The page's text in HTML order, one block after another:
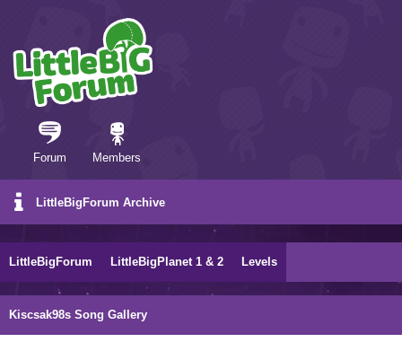
Forum Members
LittleBigForum Archive
LittleBigForum LittleBigPlanet 1 & 2 Levels
Kiscsak98s Song Gallery